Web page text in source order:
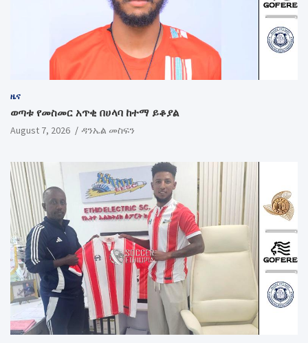
ዜና
ወጣቱ የመስመር አጥቂ በሀላባ ከተማ ይቆያል
August 7, 2026 ዳንኤል መስፍን